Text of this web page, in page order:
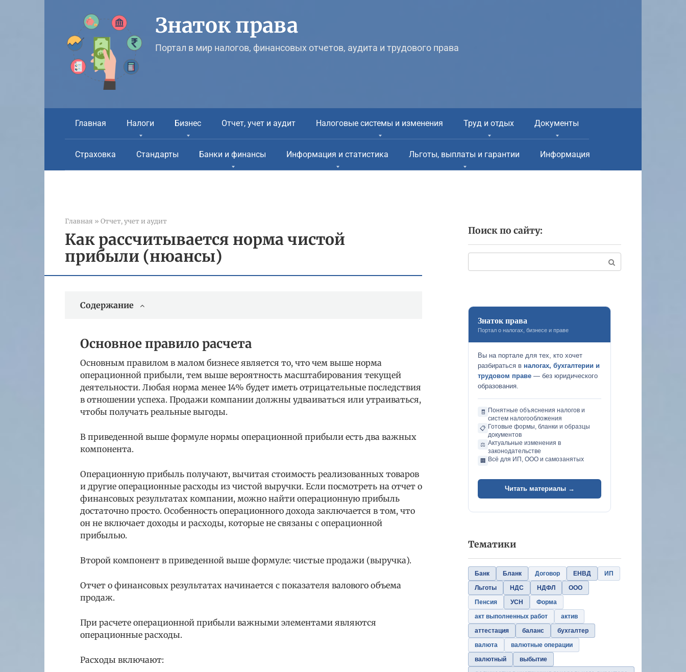
Знаток права
Портал в мир налогов, финансовых отчетов, аудита и трудового права
Главная Налоги Бизнес Отчет, учет и аудит Налоговые системы и изменения Труд и отдых Документы
Страховка Стандарты Банки и финансы Информация и статистика Льготы, выплаты и гарантии Информация
Главная » Отчет, учет и аудит
Как рассчитывается норма чистой
прибыли (нюансы)
Содержание
Основное правило расчета
Основным правилом в малом бизнесе является то, что чем выше норма
операционной прибыли, тем выше вероятность масштабирования текущей
деятельности. Любая норма менее 14% будет иметь отрицательные последствия
в отношении успеха. Продажи компании должны удваиваться или утраиваться,
чтобы получать реальные выгоды.
В приведенной выше формуле нормы операционной прибыли есть два важных
компонента.
Операционную прибыль получают, вычитая стоимость реализованных товаров
и другие операционные расходы из чистой выручки. Если посмотреть на отчет о
финансовых результатах компании, можно найти операционную прибыль
достаточно просто. Особенность операционного дохода заключается в том, что
он не включает доходы и расходы, которые не связаны с операционной
прибылью.
Второй компонент в приведенной выше формуле: чистые продажи (выручка).
Отчет о финансовых результатах начинается с показателя валового объема
продаж.
При расчете операционной прибыли важными элементами являются
операционные расходы.
Расходы включают:
Поиск по сайту:
Знаток права
Портал о налогах, бизнесе и праве
Вы на портале для тех, кто хочет
разбираться в налогах, бухгалтерии и
трудовом праве — без юридического
образования.
🧾
Понятные объяснения налогов и
систем налогообложения
📋 Готовые формы, бланки и образцы
документов
⚖️ Актуальные изменения в
законодательстве
🏢 Всё для ИП, ООО и самозанятых
Читать материалы →
Тематики
Банк Бланк Договор ЕНВД
ИП
Льготы
НДС НДФЛ
ООО
Пенсия
УСН
Форма
акт выполненных работ
актив
аттестация
баланс
бухгалтер
валюта
валютные операции
валютный
выбытие